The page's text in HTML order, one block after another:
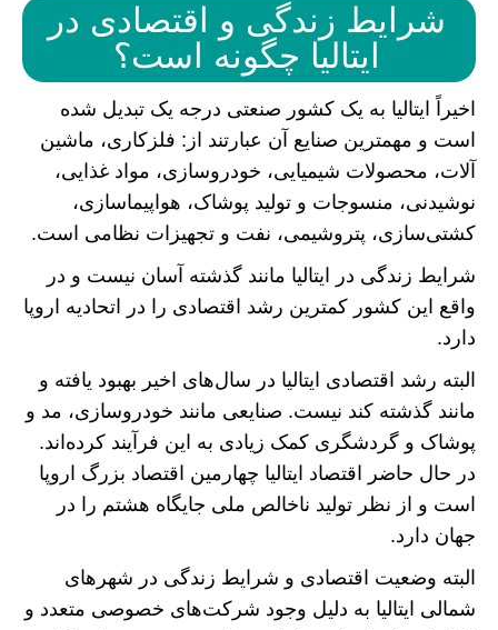
شرایط زندگی و اقتصادی در
ایتالیا چگونه است؟
اخیراً ایتالیا به یک کشور صنعتی درجه یک تبدیل شده
است و مهمترین صنایع آن عبارتند از: فلزکاری، ماشین
آلات، محصولات شیمیایی، خودروسازی، مواد غذایی،
نوشیدنی، منسوجات و تولید پوشاک، هواپیماسازی،
کشتی‌سازی، پتروشیمی، نفت و تجهیزات نظامی است.
شرایط زندگی در ایتالیا مانند گذشته آسان نیست و در
واقع این کشور کمترین رشد اقتصادی را در اتحادیه اروپا
دارد.
البته رشد اقتصادی ایتالیا در سال‌های اخیر بهبود یافته و
مانند گذشته کند نیست. صنایعی مانند خودروسازی، مد و
پوشاک و گردشگری کمک زیادی به این فرآیند کرده‌اند.
در حال حاضر اقتصاد ایتالیا چهارمین اقتصاد بزرگ اروپا
است و از نظر تولید ناخالص ملی جایگاه هشتم را در
جهان دارد.
البته وضعیت اقتصادی و شرایط زندگی در شهر‌های
شمالی ایتالیا به دلیل وجود شرکت‌های خصوصی متعدد و